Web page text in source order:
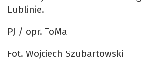
Lublinie.
PJ / opr. ToMa
Fot. Wojciech Szubartowski